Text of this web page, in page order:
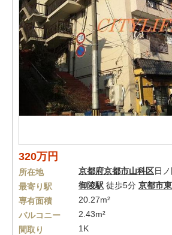
320万円
所在地 京都府京都市山科区日
最寄り駅
御陵駅 徒歩5分 京都市
専有面積
20.27m²
バルコニー
2.43m²
間取り
1K